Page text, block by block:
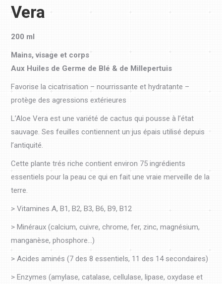
Vera
200 ml
Mains, visage et corps
Aux Huiles de Germe de Blé & de Millepertuis
Favorise la cicatrisation – nourrissante et hydratante –
protège des agressions extérieures
L’Aloe Vera est une variété de cactus qui pousse à l’état
sauvage. Ses feuilles contiennent un jus épais utilisé depuis
l’antiquité.
Cette plante trés riche contient environ 75 ingrédients
essentiels pour la peau ce qui en fait une vraie merveille de la
terre.
> Vitamines A, B1, B2, B3, B6, B9, B12
> Minéraux (calcium, cuivre, chrome, fer, zinc, magnésium,
manganèse, phosphore…)
> Acides aminés (7 des 8 essentiels, 11 des 14 secondaires)
> Enzymes (amylase, catalase, cellulase, lipase, oxydase et